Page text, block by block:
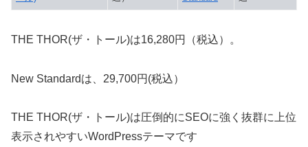
THE THOR(ザ・トール)は16,280円（税込）。
New Standardは、29,700円(税込）
THE THOR(ザ・トール)は圧倒的にSEOに強く抜群に上位
表示されやすいWordPressテーマです